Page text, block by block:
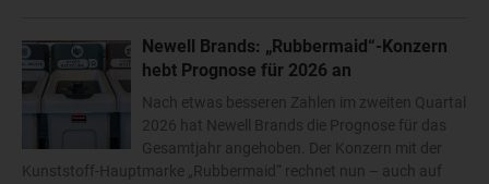
Newell Brands: „Rubbermaid“-Konzern
hebt Prognose für 2026 an
Nach etwas besseren Zahlen im zweiten Quartal
2026 hat Newell Brands die Prognose für das
Gesamtjahr angehoben. Der Konzern mit der
Kunststoff-Hauptmarke „Rubbermaid“ rechnet nun – auch auf